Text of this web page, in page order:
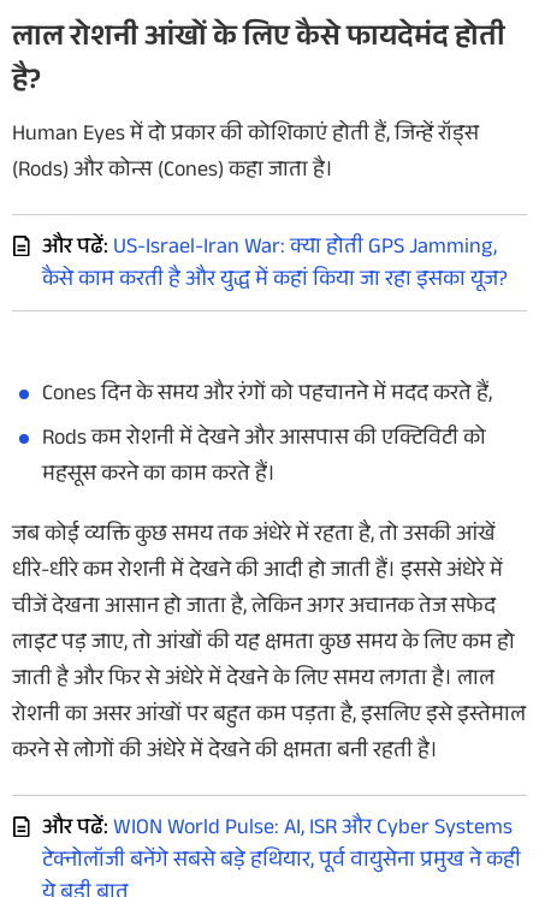
लाल रोशनी आंखों के लिए कैसे फायदेमंद होती
है?
Human Eyes में दो प्रकार की कोशिकाएं होती हैं, जिन्हें रॉड्स
(Rods) और कोन्स (Cones) कहा जाता है।
और पढें: US-Israel-Iran War: क्या होती GPS Jamming,
कैसे काम करती है और युद्ध में कहां किया जा रहा इसका यूज?
Cones दिन के समय और रंगों को पहचानने में मदद करते हैं,
Rods कम रोशनी में देखने और आसपास की एक्टिविटी को
महसूस करने का काम करते हैं।
जब कोई व्यक्ति कुछ समय तक अंधेरे में रहता है, तो उसकी आंखें
धीरे-धीरे कम रोशनी में देखने की आदी हो जाती हैं। इससे अंधेरे में
चीजें देखना आसान हो जाता है, लेकिन अगर अचानक तेज सफेद
लाइट पड़ जाए, तो आंखों की यह क्षमता कुछ समय के लिए कम हो
जाती है और फिर से अंधेरे में देखने के लिए समय लगता है। लाल
रोशनी का असर आंखों पर बहुत कम पड़ता है, इसलिए इसे इस्तेमाल
करने से लोगों की अंधेरे में देखने की क्षमता बनी रहती है।
और पढें:WION World Pulse: AI, ISR और Cyber Systems
टेक्नोलॉजी बनेंगे सबसे बड़े हथियार, पूर्व वायुसेना प्रमुख ने कही